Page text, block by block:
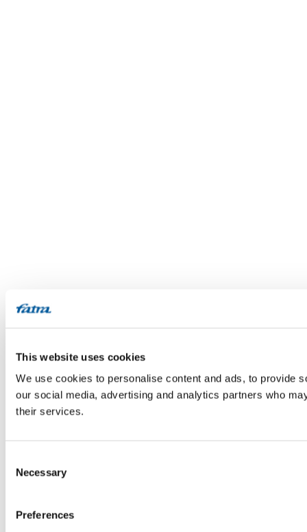
This website uses cookies
We use cookies to personalise content and ads, to provide
our social media, advertising and analytics partners who
their services.
Selection
Necessary
Preferences